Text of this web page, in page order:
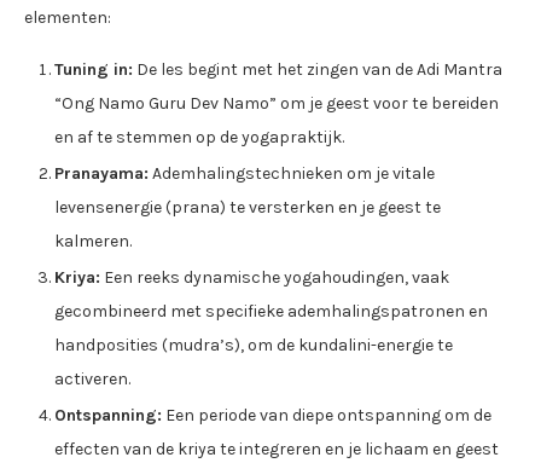
elementen:
Tuning in: De les begint met het zingen van de Adi Mantra
“Ong Namo Guru Dev Namo” om je geest voor te bereiden
en af te stemmen op de yogapraktijk.
Pranayama: Ademhalingstechnieken om je vitale
levensenergie (prana) te versterken en je geest te
kalmeren.
Kriya: Een reeks dynamische yogahoudingen, vaak
gecombineerd met specifieke ademhalingspatronen en
handposities (mudra’s), om de kundalini-energie te
activeren.
Ontspanning: Een periode van diepe ontspanning om de
effecten van de kriya te integreren en je lichaam en geest